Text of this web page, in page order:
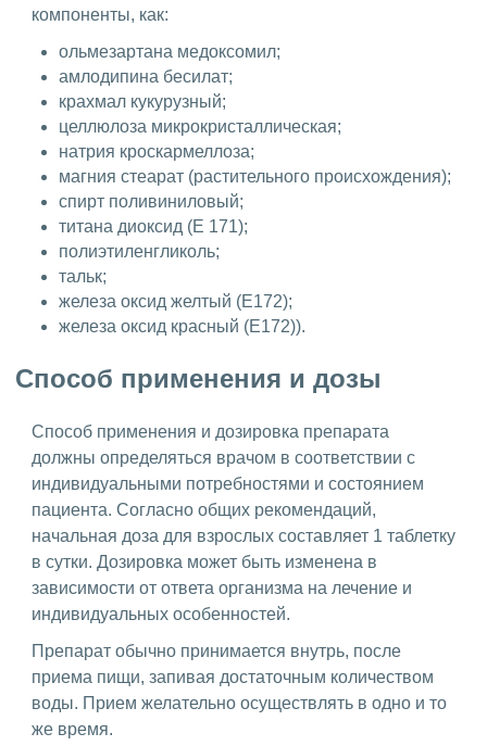
компоненты, как:
ольмезартана медоксомил;
амлодипина бесилат;
крахмал кукурузный;
целлюлоза микрокристаллическая;
натрия кроскармеллоза;
магния стеарат (растительного происхождения);
спирт поливиниловый;
титана диоксид (Е 171);
полиэтиленгликоль;
тальк;
железа оксид желтый (Е172);
железа оксид красный (Е172)).
Способ применения и дозы
Способ применения и дозировка препарата
должны определяться врачом в соответствии с
индивидуальными потребностями и состоянием
пациента. Согласно общих рекомендаций,
начальная доза для взрослых составляет 1 таблетку
в сутки. Дозировка может быть изменена в
зависимости от ответа организма на лечение и
индивидуальных особенностей.
Препарат обычно принимается внутрь, после
приема пищи, запивая достаточным количеством
воды. Прием желательно осуществлять в одно и то
же время.